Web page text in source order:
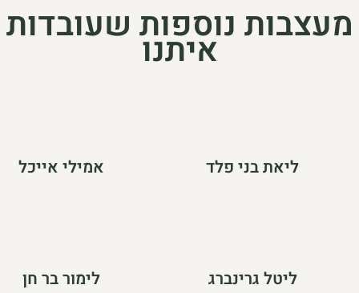
מעצבות נוספות שעובדות
איתנו
ליאת בני פלד אמילי אייכל
ליטל גרינברג לימור בר חן